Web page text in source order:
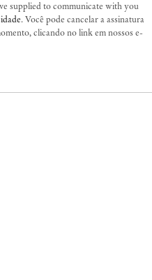
supplied to communicate with you
. Você pode cancelar a assinatura
clicando no link em nossos e-